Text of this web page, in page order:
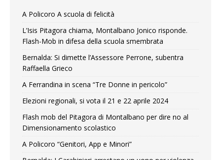
A Policoro A scuola di felicità
L’Isis Pitagora chiama, Montalbano Jonico risponde.
Flash-Mob in difesa della scuola smembrata
Bernalda: Si dimette l’Assessore Perrone, subentra
Raffaella Grieco
A Ferrandina in scena “Tre Donne in pericolo”
Elezioni regionali, si vota il 21 e 22 aprile 2024
Flash mob del Pitagora di Montalbano per dire no al
Dimensionamento scolastico
A Policoro “Genitori, App e Minori”